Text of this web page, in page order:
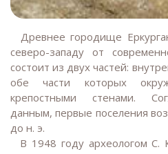
Древнее городище
северо-западу от
состоит из двух частей:
обе части которых
крепостными стенами.
данным, первые поселения
до н. э.
В 1948 году археологом С.